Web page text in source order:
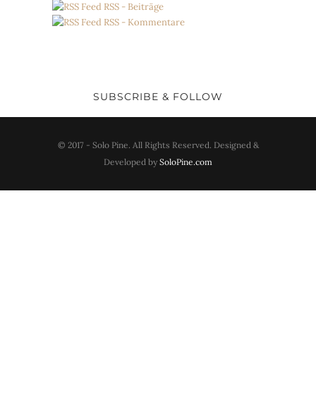
RSS - Beiträge
RSS - Kommentare
SUBSCRIBE & FOLLOW
© 2017 - Solo Pine. All Rights Reserved. Designed &
Developed by SoloPine.com